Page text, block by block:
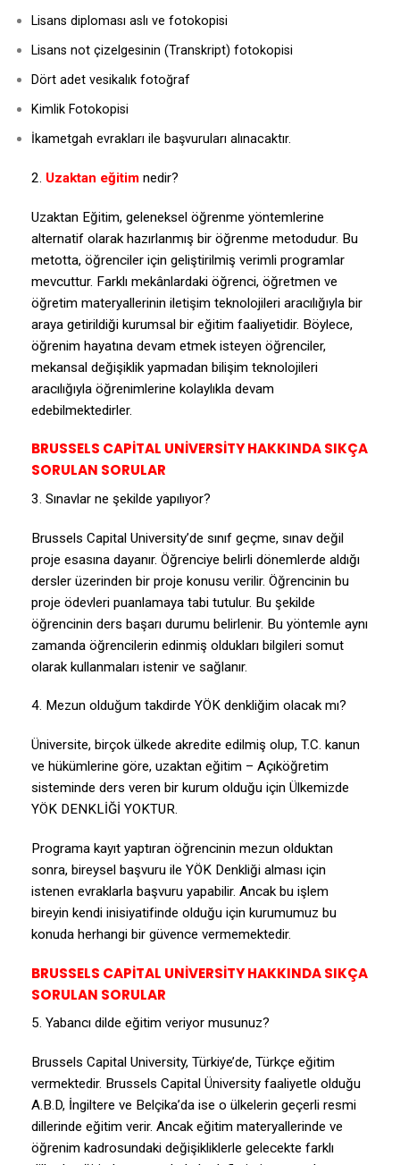
Lisans diploması aslı ve fotokopisi
Lisans not çizelgesinin (Transkript) fotokopisi
Dört adet vesikalık fotoğraf
Kimlik Fotokopisi
İkametgah evrakları ile başvuruları alınacaktır.
2. Uzaktan eğitim nedir?
Uzaktan Eğitim, geleneksel öğrenme yöntemlerine
alternatif olarak hazırlanmış bir öğrenme metodudur. Bu
metotta, öğrenciler için geliştirilmiş verimli programlar
mevcuttur. Farklı mekânlardaki öğrenci, öğretmen ve
öğretim materyallerinin iletişim teknolojileri aracılığıyla bir
araya getirildiği kurumsal bir eğitim faaliyetidir. Böylece,
öğrenim hayatına devam etmek isteyen öğrenciler,
mekansal değişiklik yapmadan bilişim teknolojileri
aracılığıyla öğrenimlerine kolaylıkla devam
edebilmektedirler.
BRUSSELS CAPİTAL UNİVERSİTY HAKKINDA SIKÇA
SORULAN SORULAR
3. Sınavlar ne şekilde yapılıyor?
Brussels Capital University’de sınıf geçme, sınav değil
proje esasına dayanır. Öğrenciye belirli dönemlerde aldığı
dersler üzerinden bir proje konusu verilir. Öğrencinin bu
proje ödevleri puanlamaya tabi tutulur. Bu şekilde
öğrencinin ders başarı durumu belirlenir. Bu yöntemle aynı
zamanda öğrencilerin edinmiş oldukları bilgileri somut
olarak kullanmaları istenir ve sağlanır.
4. Mezun olduğum takdirde YÖK denkliğim olacak mı?
Üniversite, birçok ülkede akredite edilmiş olup, T.C. kanun
ve hükümlerine göre, uzaktan eğitim – Açıköğretim
sisteminde ders veren bir kurum olduğu için Ülkemizde
YÖK DENKLİĞİ YOKTUR.
Programa kayıt yaptıran öğrencinin mezun olduktan
sonra, bireysel başvuru ile YÖK Denkliği alması için
istenen evraklarla başvuru yapabilir. Ancak bu işlem
bireyin kendi inisiyatifinde olduğu için kurumumuz bu
konuda herhangi bir güvence vermemektedir.
BRUSSELS CAPİTAL UNİVERSİTY HAKKINDA SIKÇA
SORULAN SORULAR
5. Yabancı dilde eğitim veriyor musunuz?
Brussels Capital University, Türkiye’de, Türkçe eğitim
vermektedir. Brussels Capital Üniversity faaliyetle olduğu
A.B.D, İngiltere ve Belçika’da ise o ülkelerin geçerli resmi
dillerinde eğitim verir. Ancak eğitim materyallerinde ve
öğrenim kadrosundaki değişikliklerle gelecekte farklı